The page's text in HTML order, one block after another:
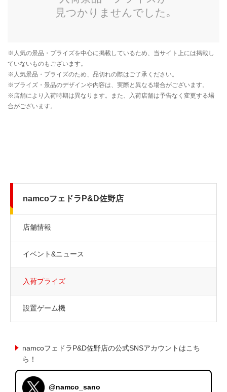
namcoフェドラP&D佐野店
店舗情報
イベント&ニュース
入荷プライズ
設置ゲーム機
namcoフェドラP&D佐野店の公式SNSアカウントはこち
ら！
@namco_sano